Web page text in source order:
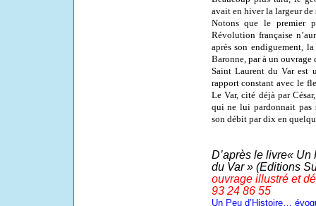
avait en hiver la largeur de
Notons que le premier
Révolution française
après son endiguement,
Baronne, par à un ouvrage
Saint Laurent du Var est
rapport constant avec le
Le Var, cité déjà par
qui ne lui pardonnait pas
son débit par dix en
D’après le livre« Un
du Var » (Editions
ouvrage illustré et
93 24 86 55
Un Peu d’Histoire…